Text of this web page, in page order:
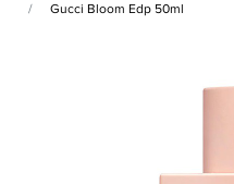
Gucci Bloom Edp 50ml